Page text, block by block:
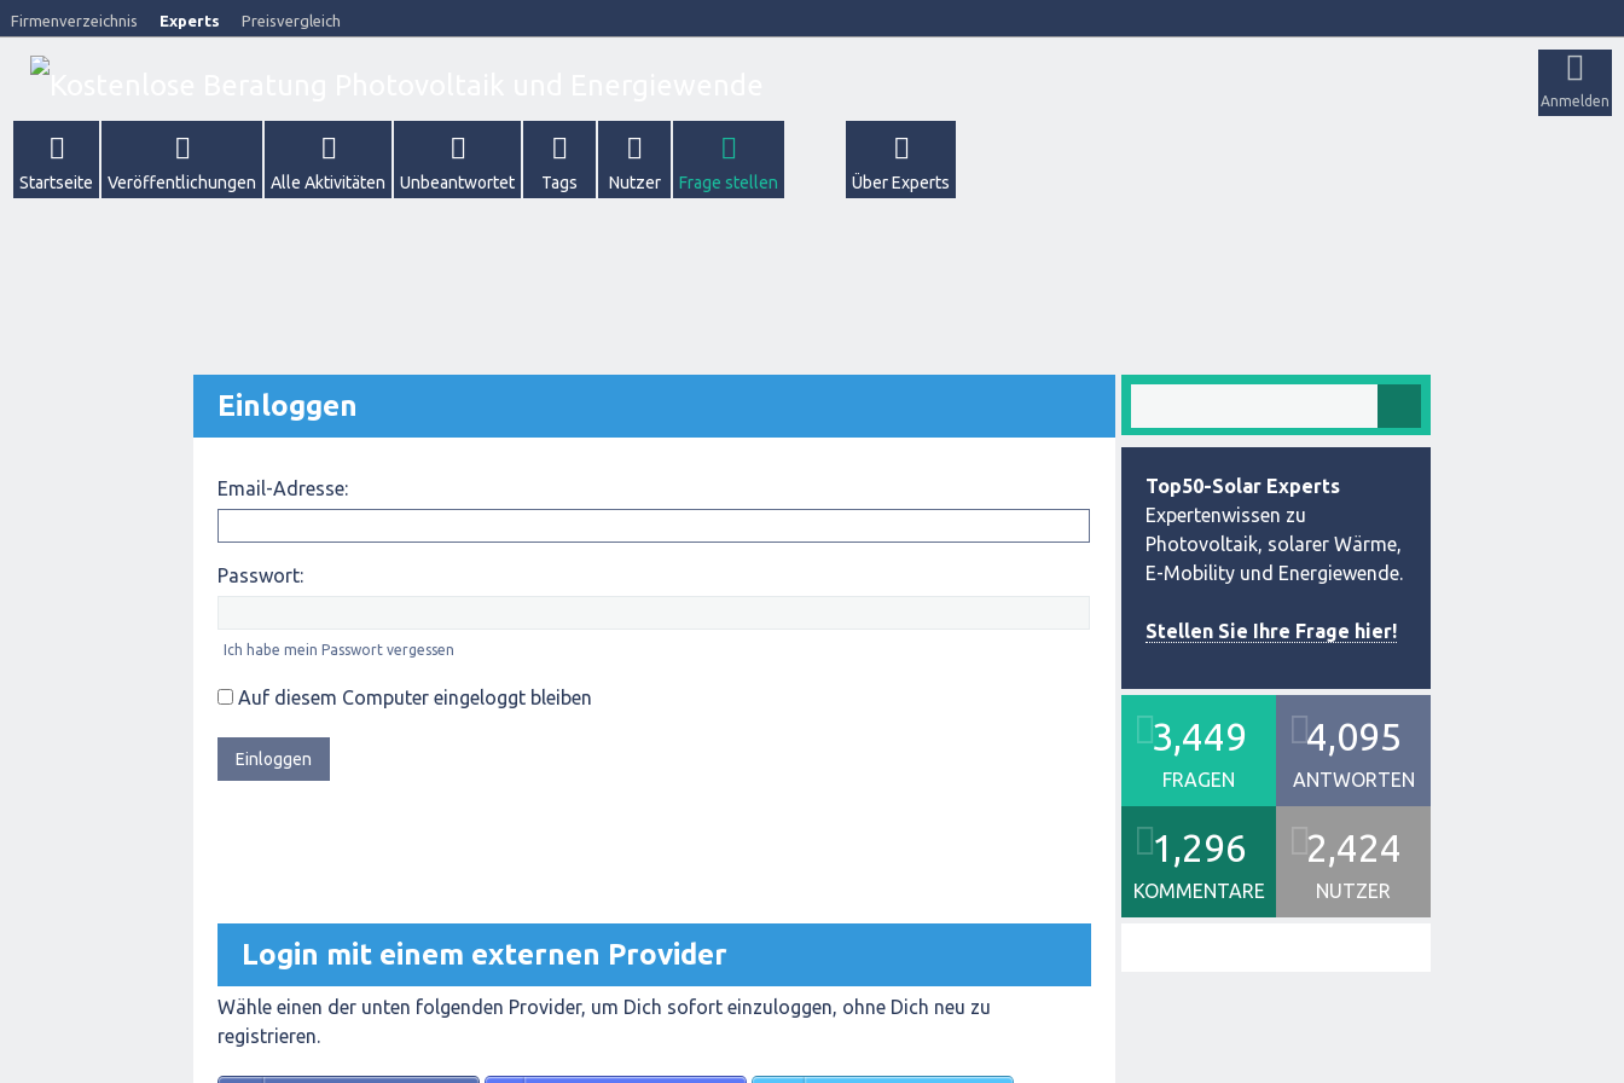
Firmenverzeichnis Experts Preisvergleich
Anmelden
Startseite Veröffentlichungen Alle Aktivitäten Unbeantwortet Tags Nutzer Frage stellen Über Experts
Einloggen
Email-Adresse:
Passwort:
Ich habe mein Passwort vergessen
Auf diesem Computer eingeloggt bleiben
Login mit einem externen Provider
Wähle einen der unten folgenden Provider, um Dich sofort einzuloggen, ohne Dich neu zu
registrieren.
Top50-Solar Experts
Expertenwissen zu
Photovoltaik, solarer Wärme,
E-Mobility und Energiewende.
Stellen Sie Ihre Frage hier!
3,449
FRAGEN
4,095
ANTWORTEN
1,296
KOMMENTARE
2,424
NUTZER